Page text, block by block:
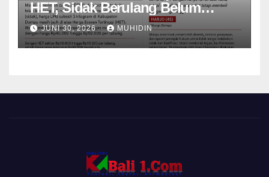
HET, Sidak Berulang Belum
Mampu Menekan Harga
JUNI 30, 2026 MUHIDIN